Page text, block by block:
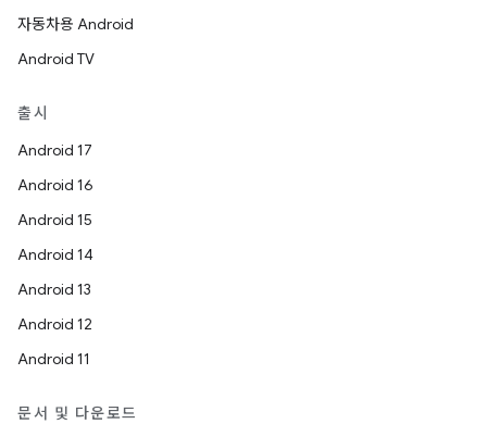
자동차용 Android
Android TV
출시
Android 17
Android 16
Android 15
Android 14
Android 13
Android 12
Android 11
문서 및 다운로드